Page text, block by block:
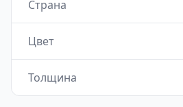
Страна
Цвет
Толщина